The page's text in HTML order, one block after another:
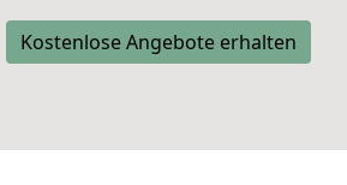
Kostenlose Angebote erhalten